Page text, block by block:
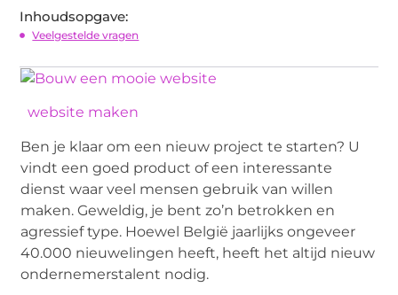
Inhoudsopgave:
Veelgestelde vragen
website maken
Ben je klaar om een ​​nieuw project te starten? U
vindt een goed product of een interessante
dienst waar veel mensen gebruik van willen
maken. Geweldig, je bent zo’n betrokken en
agressief type. Hoewel België jaarlijks ongeveer
40.000 nieuwelingen heeft, heeft het altijd nieuw
ondernemerstalent nodig.